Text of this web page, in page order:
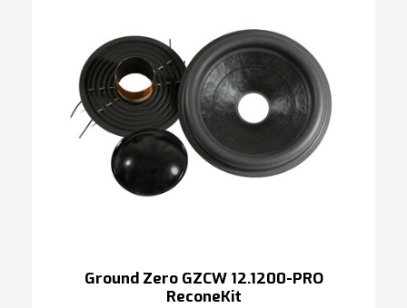
Ground Zero GZCW 12.1200-PRO
ReconeKit